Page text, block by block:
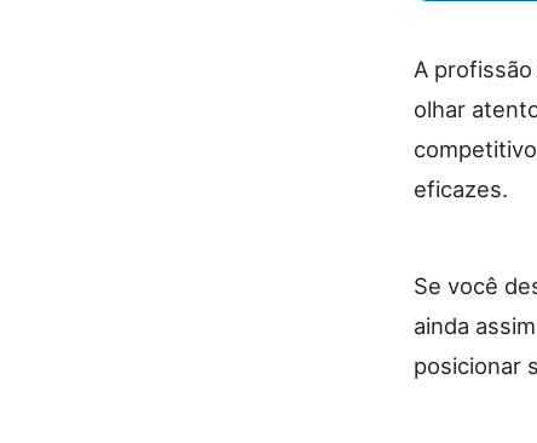
A
olhar
eficazes.
Se você
ainda
posicionar